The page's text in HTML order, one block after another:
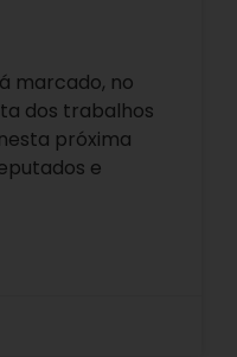
marcado, no
dos trabalhos
próxima
e